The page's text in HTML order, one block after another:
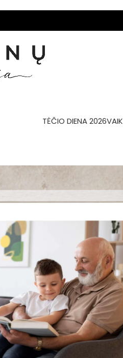
TĖČIO DIENA 2026